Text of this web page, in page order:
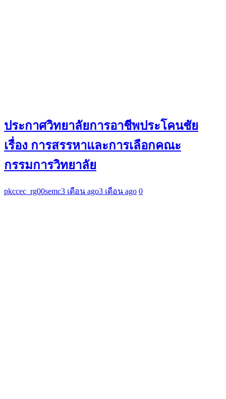
ประกาศวิทยาลัยการอาชีพประโคนชัย
เรื่อง การสรรหาและการเลือกคณะ
กรรมการวิทยาลัย
pkccec_rg00semc3 เดือน ago3 เดือน ago 0